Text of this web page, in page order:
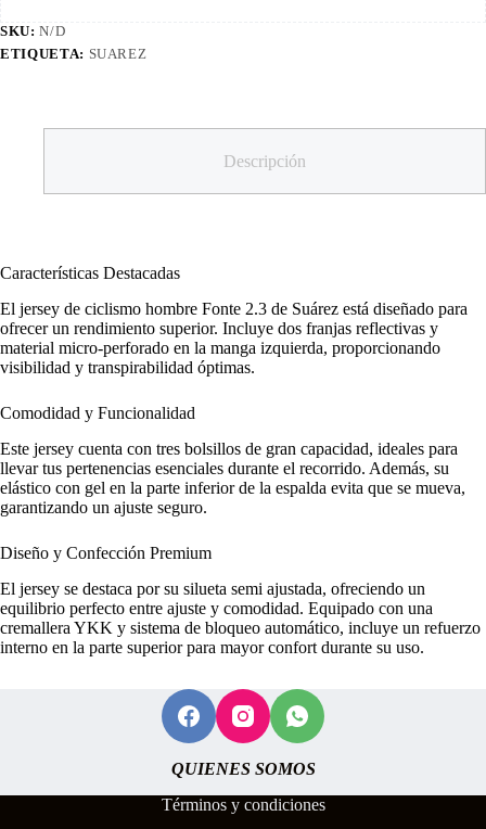
SKU:N/D
ETIQUETA: SUAREZ
Descripción
Características Destacadas
El jersey de ciclismo hombre Fonte 2.3 de Suárez está diseñado para
ofrecer un rendimiento superior. Incluye dos franjas reflectivas y
material micro-perforado en la manga izquierda, proporcionando
visibilidad y transpirabilidad óptimas.
Comodidad y Funcionalidad
Este jersey cuenta con tres bolsillos de gran capacidad, ideales para
llevar tus pertenencias esenciales durante el recorrido. Además, su
elástico con gel en la parte inferior de la espalda evita que se mueva,
garantizando un ajuste seguro.
Diseño y Confección Premium
El jersey se destaca por su silueta semi ajustada, ofreciendo un
equilibrio perfecto entre ajuste y comodidad. Equipado con una
cremallera YKK y sistema de bloqueo automático, incluye un refuerzo
interno en la parte superior para mayor confort durante su uso.
QUIENES SOMOS
Términos y condiciones